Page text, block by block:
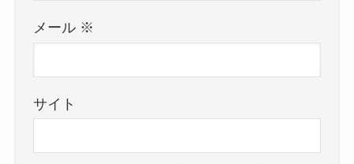
メール ※
サイト